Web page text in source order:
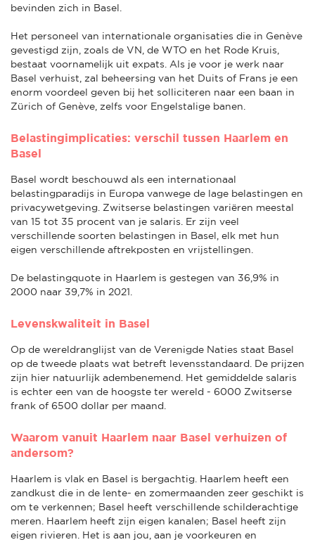
bevinden zich in Basel.
Het personeel van internationale organisaties die in Genève
gevestigd zijn, zoals de VN, de WTO en het Rode Kruis,
bestaat voornamelijk uit expats. Als je voor je werk naar
Basel verhuist, zal beheersing van het Duits of Frans je een
enorm voordeel geven bij het solliciteren naar een baan in
Zürich of Genève, zelfs voor Engelstalige banen.
Belastingimplicaties: verschil tussen Haarlem en
Basel
Basel wordt beschouwd als een internationaal
belastingparadijs in Europa vanwege de lage belastingen en
privacywetgeving. Zwitserse belastingen variëren meestal
van 15 tot 35 procent van je salaris. Er zijn veel
verschillende soorten belastingen in Basel, elk met hun
eigen verschillende aftrekposten en vrijstellingen.
De belastingquote in Haarlem is gestegen van 36,9% in
2000 naar 39,7% in 2021.
Levenskwaliteit in Basel
Op de wereldranglijst van de Verenigde Naties staat Basel
op de tweede plaats wat betreft levensstandaard. De prijzen
zijn hier natuurlijk adembenemend. Het gemiddelde salaris
is echter een van de hoogste ter wereld - 6000 Zwitserse
frank of 6500 dollar per maand.
Waarom vanuit Haarlem naar Basel verhuizen of
andersom?
Haarlem is vlak en Basel is bergachtig. Haarlem heeft een
zandkust die in de lente- en zomermaanden zeer geschikt is
om te verkennen; Basel heeft verschillende schilderachtige
meren. Haarlem heeft zijn eigen kanalen; Basel heeft zijn
eigen rivieren. Het is aan jou, aan je voorkeuren en